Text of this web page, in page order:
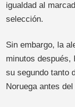
igualdad al
selección.
Sin embargo, la
minutos después,
su segundo tanto
Noruega antes